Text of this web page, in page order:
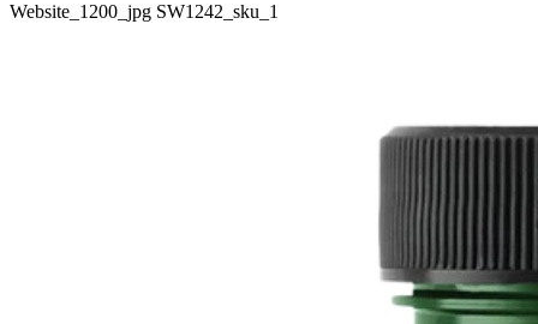
Website_1200_jpg SW1242_sku_1